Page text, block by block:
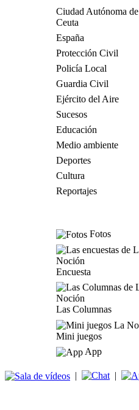
Ciudad Autónoma de
Ceuta
España
Protección Civil
Policía Local
Guardia Civil
Ejército del Aire
Sucesos
Educación
Medio ambiente
Deportes
Cultura
Reportajes
Fotos
Encuesta
Las Columnas
Mini juegos
App
| |